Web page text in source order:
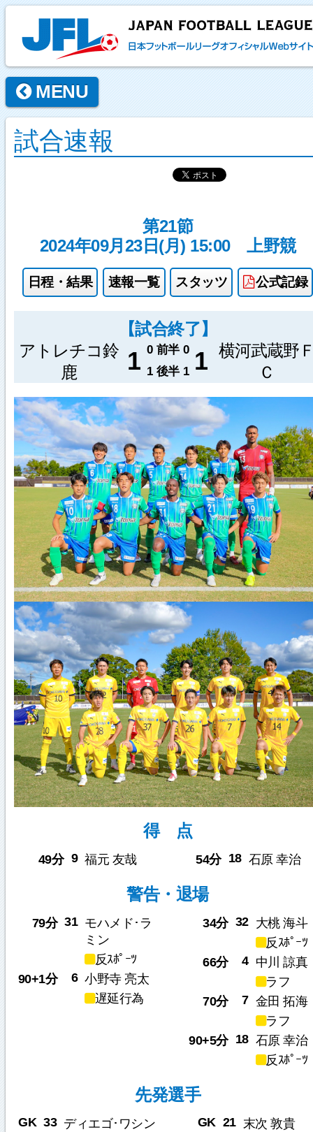
MENU
試合速報
第21節
2024年09月23日(月) 15:00
上野競
日程・結果 速報一覧 スタッツ 公式記録
【試合終了】
アトレチコ鈴
鹿
1 0 前半 0 1 横河武蔵野
Ｃ
1 後半 1
得 点
49分 9 福元 友哉 54分 18 石原 幸治
警告・退場
79分 31 モハメド･ラ
ミン
反ｽﾎﾟｰﾂ
90+1分
6 小野寺 亮太
遅延行為
34分 32 大桃 海斗
反ｽﾎﾟｰﾂ
66分
4 中川 諒真
ラフ
70分
7 金田 拓海
ラフ
90+5分 18 石原 幸治
反ｽﾎﾟｰﾂ
先発選手
GK 33 ディエゴ･ワシン
GK 21 末次 敦貴